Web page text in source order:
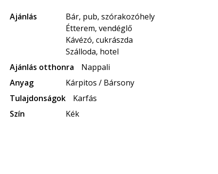
Ajánlás
Bár, pub, szórakozóhely
Étterem, vendéglő
Kávézó, cukrászda
Szálloda, hotel
Ajánlás otthonra
Nappali
Anyag
Kárpitos / Bársony
Tulajdonságok
Karfás
Szín
Kék